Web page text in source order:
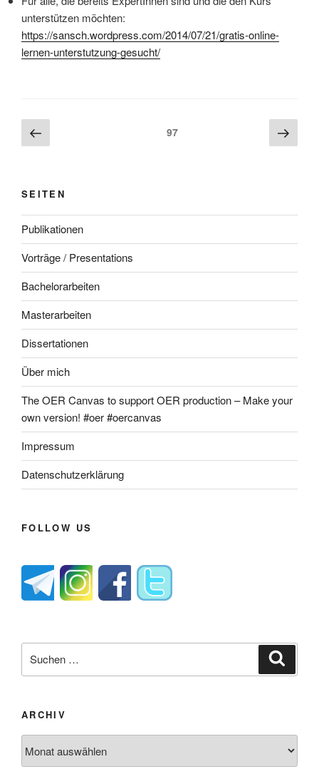
unterstützen möchten:
https://sansch.wordpress.com/2014/07/21/gratis-online-
lernen-unterstutzung-gesucht/
Beitragsnavigation
Vorherige
Seite
Seite97
Seite
SEITEN
Publikationen
Vorträge / Presentations
Bachelorarbeiten
Masterarbeiten
Dissertationen
Über mich
The OER Canvas to support OER production – Make your
own version! #oer #oercanvas
Impressum
Datenschutzerklärung
FOLLOW US
nach:
ARCHIV